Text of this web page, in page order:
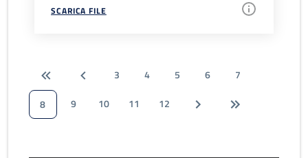
SCARICA FILE
3 4 5 6
7
8
9 10 11 12